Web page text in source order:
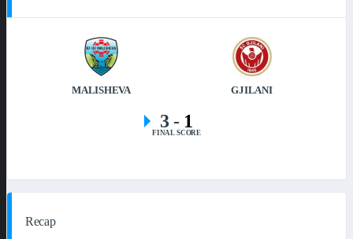
MALISHEVA GJILANI
3- 1
FINAL SCORE
Recap